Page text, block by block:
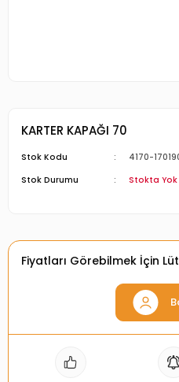
KARTER KAPAĞI 70
Stok Kodu
4170-
Stok Durumu
Stokta Yok
Fiyatları Görebilmek İçin